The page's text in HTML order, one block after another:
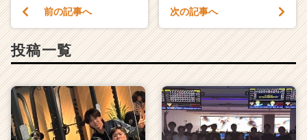
前の記事へ 次の記事へ
投稿一覧